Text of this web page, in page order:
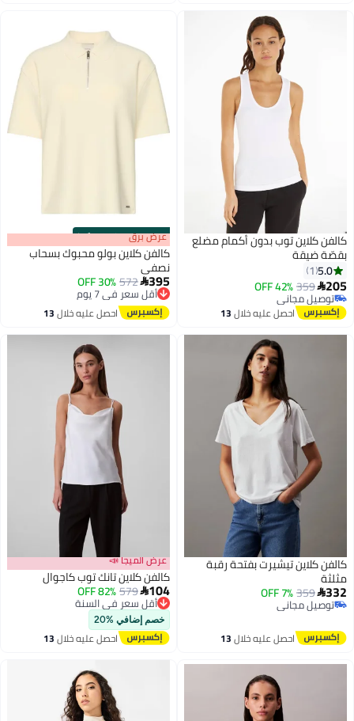
كالفن كلاين توب بدون أكمام مضلع
بقصّة ضيقة
5.0
1
205
359
42% OFF
توصيل مجاني
توصيل مجانياحصل عليه خلال13
00m:00s
·
100% Left عرض برق
كالفن كلاين بولو محبوك بسحاب
نصفي
395
572
30% OFF
أقل سعر في 7 يوم
توصيل مجاني
أقل سعر في 7 يوماحصل عليه خلال13
كالفن كلاين تيشيرت بفتحة رقبة
مثلثة
332
359
7% OFF
توصيل مجاني
توصيل مجاني
احصل عليه خلال13
عرض الميجا 📣
كالفن كلاين تانك توب كاجوال
104
579
82% OFF
أقل سعر في السنة
توصيل مجاني
أقل سعر في السنة
خصم إضافي %20
احصل عليه خلال13